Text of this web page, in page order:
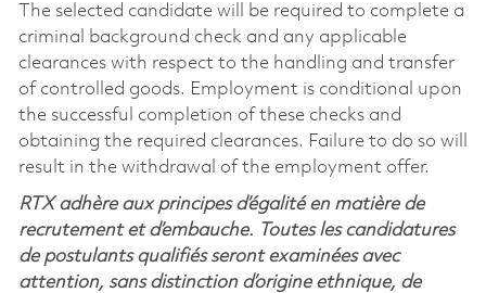
The selected candidate will be required to complete a
criminal background check and any applicable
clearances with respect to the handling and transfer
of controlled goods. Employment is conditional upon
the successful completion of these checks and
obtaining the required clearances. Failure to do so will
result in the withdrawal of the employment offer.
RTX adhère aux principes d’égalité en matière de
recrutement et d’embauche. Toutes les candidatures
de postulants qualifiés seront examinées avec
attention, sans distinction d’origine ethnique, de